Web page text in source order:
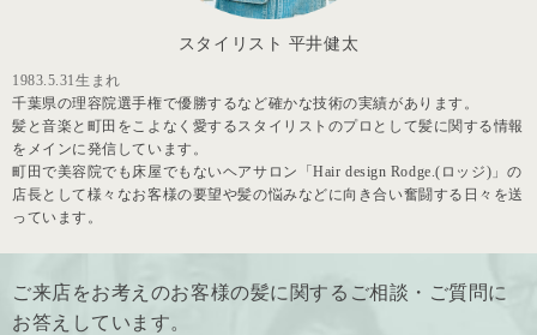
スタイリスト 平井健太
1983.5.31生まれ
千葉県の理容院選手権で優勝するなど確かな技術の実績があります。
髪と音楽と町田をこよなく愛するスタイリストのプロとして髪に関する情報
をメインに発信しています。
町田で美容院でも床屋でもないヘアサロン「Hair design Rodge.(ロッジ)」の
店長として様々なお客様の要望や髪の悩みなどに向き合い奮闘する日々を送
っています。
ご来店をお考えのお客様の髪に関するご相談・ご質問に
お答えしています。